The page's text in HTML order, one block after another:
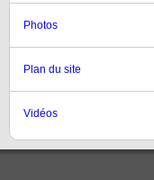
Photos
Plan du site
Vidéos